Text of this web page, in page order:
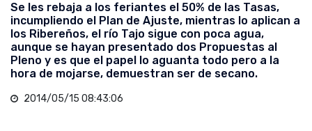
Se les rebaja a los feriantes el 50% de las Tasas,
incumpliendo el Plan de Ajuste, mientras lo aplican a
los Ribereños, el río Tajo sigue con poca agua,
aunque se hayan presentado dos Propuestas al
Pleno y es que el papel lo aguanta todo pero a la
hora de mojarse, demuestran ser de secano.
2014/05/15 08:43:06